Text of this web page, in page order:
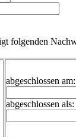
folgenden
abgeschlossen am:
abgeschlossen als: